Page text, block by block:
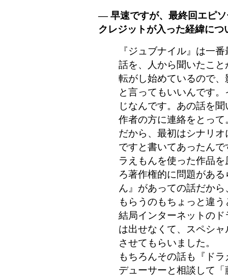
― 早速ですが、最終回エピ
クレジットが入った経緯に
『ジュブナイル』は一
話を、人から聞いたこ
転がし始めているので
と言ってもいいんです
じなんです。あの話を
作者の方に連絡をとって
だから、最初はシナリ
ですと書いてあったん
ラえもんを使った作品
ろ著作権的に問題があ
ん』があっての話だか
もらうのもちょっと違
結局インターネットの
は出せなくて、スペシ
させてもらいました。
もちろんその話も『ド
デューサーと相談して